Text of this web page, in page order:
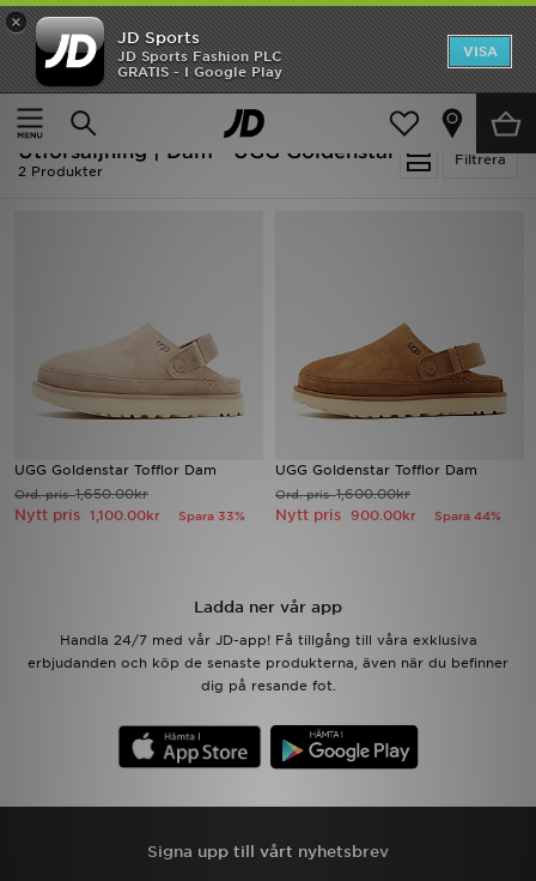
×
JD Sports
JD Sports Fashion PLC
GRATIS - I Google Play
VISA
Ny termin, ny stil Essentials för skolstarten
Hem
Dam
Filtrera
Utförsäljning | Dam - UGG Goldenstar
2 Produkter
UGG Goldenstar Tofflor Dam
Ord. pris1,650.00kr
Nytt pris 1,100.00kr Spara 33%
UGG Goldenstar Tofflor Dam
Ord. pris1,600.00kr
Nytt pris 900.00kr Spara 44%
Ladda ner vår app
Handla 24/7 med vår JD-app! Få tillgång till våra exklusiva
erbjudanden och köp de senaste produkterna, även när du befinner
dig på resande fot.
Signa upp till vårt nyhetsbrev
Hem
Rea
Nyheter
Varumärken
Bästsäljare
Sport
Mitt JD
JD Blogg